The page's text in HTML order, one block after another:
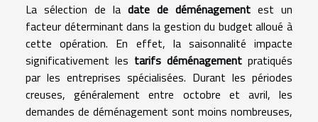
La sélection de la date de déménagement est un
facteur déterminant dans la gestion du budget alloué à
cette opération. En effet, la saisonnalité impacte
significativement les tarifs déménagement pratiqués
par les entreprises spécialisées. Durant les périodes
creuses, généralement entre octobre et avril, les
demandes de déménagement sont moins nombreuses,